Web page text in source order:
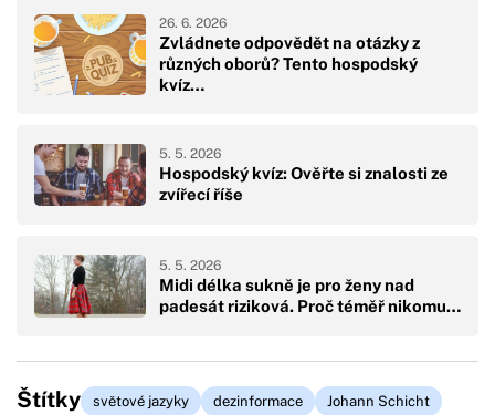
Zvládnete odpovědět na otázky z
různých oborů? Tento hospodský
kvíz…
26. 6. 2026
Hospodský kvíz: Ověřte si znalosti ze
zvířecí říše
5. 5. 2026
Midi délka sukně je pro ženy nad
padesát riziková. Proč téměř nikomu…
5. 5. 2026
Štítky světové jazyky dezinformace
Johann Schicht